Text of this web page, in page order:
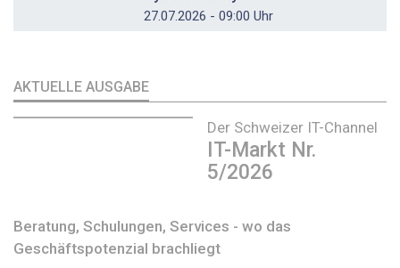
27.07.2026 - 09:00 Uhr
AKTUELLE AUSGABE
Der Schweizer IT-Channel
IT-Markt Nr.
5/2026
Beratung, Schulungen, Services - wo das
Geschäftspotenzial brachliegt